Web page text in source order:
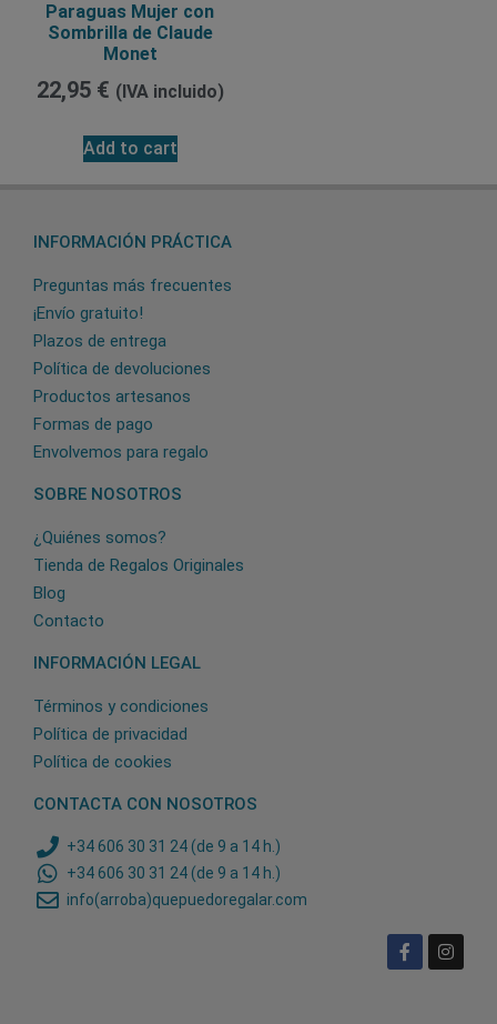
Paraguas Mujer con
Sombrilla de Claude
Monet
22,95 € (IVA incluido)
Add to cart
INFORMACIÓN PRÁCTICA
Preguntas más frecuentes
¡Envío gratuito!
Plazos de entrega
Política de devoluciones
Productos artesanos
Formas de pago
Envolvemos para regalo
SOBRE NOSOTROS
¿Quiénes somos?
Tienda de Regalos Originales
Blog
Contacto
INFORMACIÓN LEGAL
Términos y condiciones
Política de privacidad
Política de cookies
CONTACTA CON NOSOTROS
+34 606 30 31 24 (de 9 a 14 h.)
+34 606 30 31 24 (de 9 a 14 h.)
info(arroba)quepuedoregalar.com